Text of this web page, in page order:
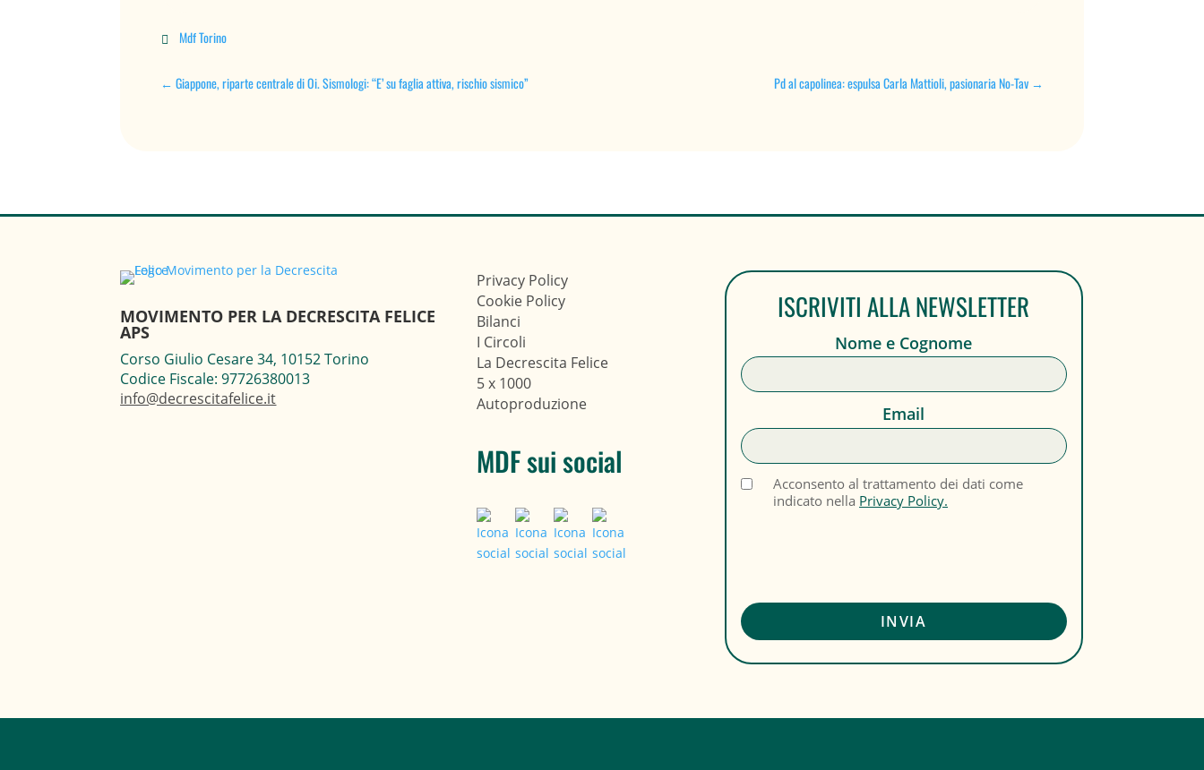
 Mdf Torino
←Giappone, riparte centrale di Oi. Sismologi: “E’ su faglia attiva, rischio sismico” Pd al capolinea: espulsa Carla Mattioli, pasionaria No-Tav→
MOVIMENTO PER LA DECRESCITA FELICE
APS
Corso Giulio Cesare 34, 10152 Torino
Codice Fiscale: 97726380013
info@decrescitafelice.it
Privacy Policy
Cookie Policy
Bilanci
I Circoli
La Decrescita Felice
5 x 1000
Autoproduzione
MDF sui social
ISCRIVITI ALLA NEWSLETTER
Nome e Cognome
Email
Acconsento al trattamento dei dati come
indicato nella Privacy Policy.